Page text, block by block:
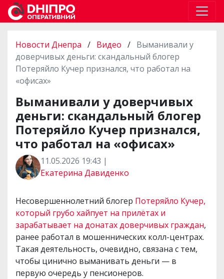
Новости Днепра / Видео / Выманивали у
доверчивых деньги: скандальный блогер
Потеряйло Кучер признался, что работал на
«офисах»
Выманивали у доверчивых
деньги: скандальный блогер
Потеряйло Кучер признался,
что работал на «офисах»
11.05.2026 19:43 |
Екатерина Давиденко
Несовершеннолетний блогер Потеряйло Кучер,
который грубо хайпует на прилётах и
зарабатывает на донатах доверчивых граждан,
ранее работал в мошеннических колл-центрах.
Такая деятельность, очевидно, связана с тем,
чтобы цинично выманивать деньги — в
первую очередь у пенсионеров.